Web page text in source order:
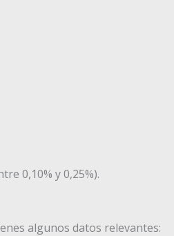
0,10% y 0,25%).
algunos datos relevantes: